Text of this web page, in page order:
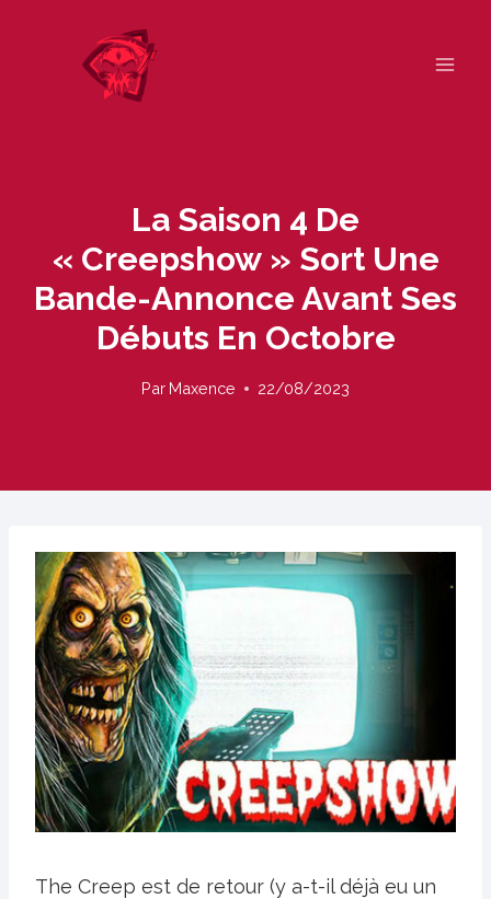
La Saison 4 De
« Creepshow » Sort Une
Bande-Annonce Avant Ses
Débuts En Octobre
Par Maxence 22/08/2023
The Creep est de retour (y a-t-il déjà eu un